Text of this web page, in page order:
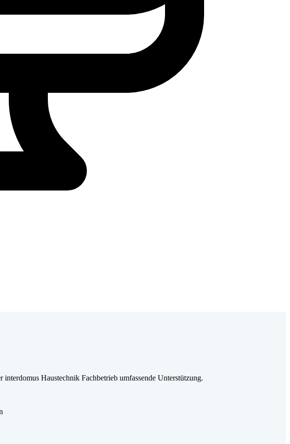
Haustechnik Fachbetrieb umfassende Unterstützung.